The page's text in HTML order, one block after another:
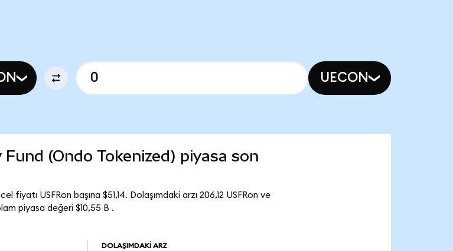
UECON
(Ondo Tokenized) piyasa son
USFRon başına $51,14. Dolaşımdaki arzı 206,12 USFRon ve
piyasa değeri $10,55 B .
DOLAŞIMDAKI ARZ